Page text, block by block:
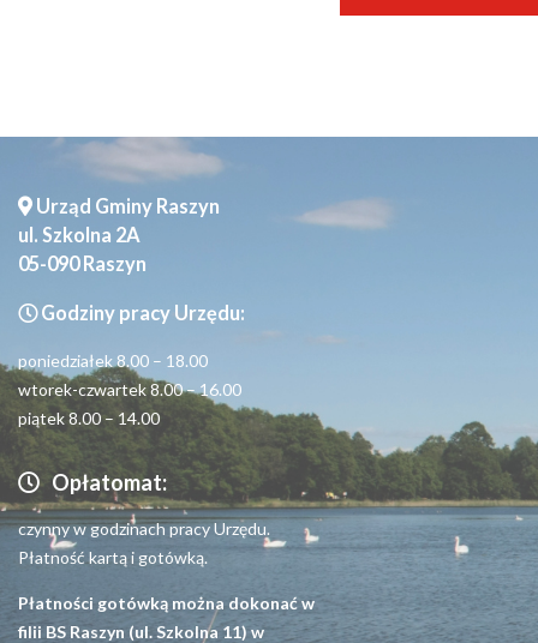
Urząd Gminy Raszyn
ul. Szkolna 2A
05-090 Raszyn
Godziny pracy Urzędu:
poniedziałek 8.00 – 18.00
wtorek-czwartek 8.00 – 16.00
piątek 8.00 – 14.00
Opłatomat:
czynny w godzinach pracy Urzędu.
Płatność kartą i gotówką.
Płatności gotówką można dokonać w
filii BS Raszyn (ul. Szkolna 11) w